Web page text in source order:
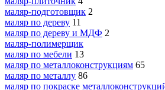
маляр-подготовщик 2
маляр по дереву 11
маляр по дереву и МДФ 2
маляр-полимерщик
маляр по мебели 13
маляр по металлоконструкциям 65
маляр по металлу 86
маляр по покраске